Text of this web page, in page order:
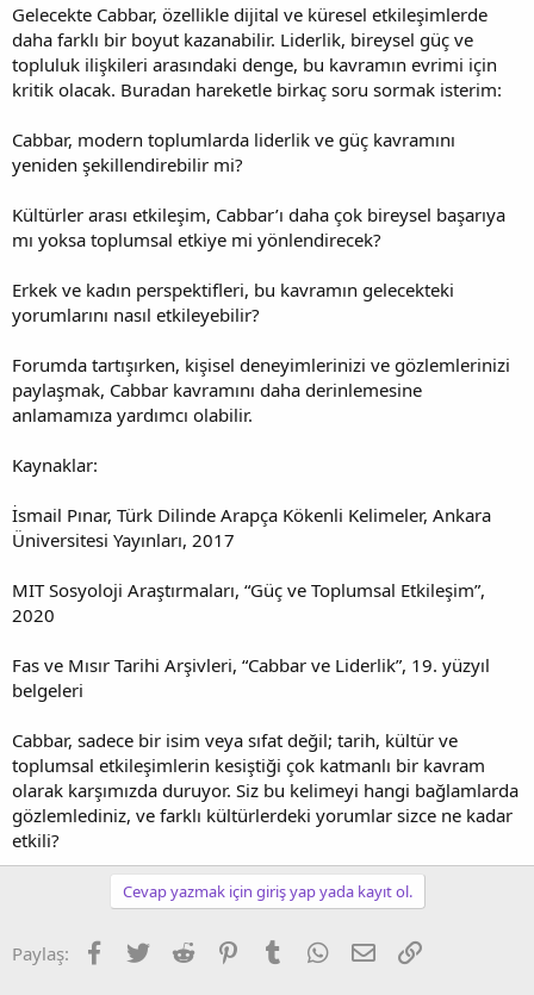
Gelecekte Cabbar, özellikle dijital ve küresel etkileşimlerde
daha farklı bir boyut kazanabilir. Liderlik, bireysel güç ve
topluluk ilişkileri arasındaki denge, bu kavramın evrimi için
kritik olacak. Buradan hareketle birkaç soru sormak isterim:
Cabbar, modern toplumlarda liderlik ve güç kavramını
yeniden şekillendirebilir mi?
Kültürler arası etkileşim, Cabbar’ı daha çok bireysel başarıya
mı yoksa toplumsal etkiye mi yönlendirecek?
Erkek ve kadın perspektifleri, bu kavramın gelecekteki
yorumlarını nasıl etkileyebilir?
Forumda tartışırken, kişisel deneyimlerinizi ve gözlemlerinizi
paylaşmak, Cabbar kavramını daha derinlemesine
anlamamıza yardımcı olabilir.
Kaynaklar:
İsmail Pınar, Türk Dilinde Arapça Kökenli Kelimeler, Ankara
Üniversitesi Yayınları, 2017
MIT Sosyoloji Araştırmaları, “Güç ve Toplumsal Etkileşim”,
2020
Fas ve Mısır Tarihi Arşivleri, “Cabbar ve Liderlik”, 19. yüzyıl
belgeleri
Cabbar, sadece bir isim veya sıfat değil; tarih, kültür ve
toplumsal etkileşimlerin kesiştiği çok katmanlı bir kavram
olarak karşımızda duruyor. Siz bu kelimeyi hangi bağlamlarda
gözlemlediniz, ve farklı kültürlerdeki yorumlar sizce ne kadar
etkili?
Cevap yazmak için giriş yap yada kayıt ol.
Paylaş: Facebook
TwitterReddit PinterestTumblrWhatsApp
E-postaLink